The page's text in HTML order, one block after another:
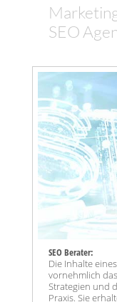
SEO
SEO Berater:
Die Inhalte
vornehmlich
Strategien und
Praxis. Sie